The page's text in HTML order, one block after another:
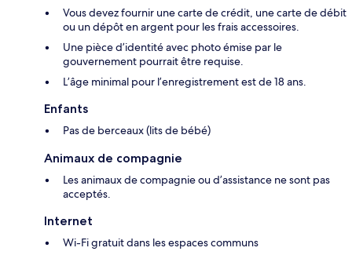
Vous devez fournir une carte de crédit, une carte de débit
ou un dépôt en argent pour les frais accessoires.
Une pièce d’identité avec photo émise par le
gouvernement pourrait être requise.
L’âge minimal pour l’enregistrement est de 18 ans.
Enfants
Pas de berceaux (lits de bébé)
Animaux de compagnie
Les animaux de compagnie ou d’assistance ne sont pas
acceptés.
Internet
Wi-Fi gratuit dans les espaces communs